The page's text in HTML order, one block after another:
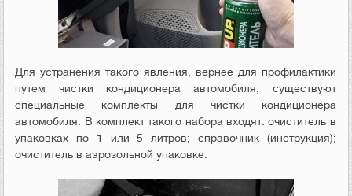
Для устранения такого явления, вернее для профилактики
путем чистки кондиционера автомобиля, существуют
специальные комплекты для чистки кондиционера
автомобиля. В комплект такого набора входят: очиститель в
упаковках по 1 или 5 литров; справочник (инструкция);
очиститель в аэрозольной упаковке.